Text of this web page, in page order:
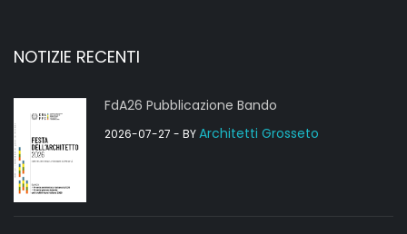
NOTIZIE RECENTI
FdA26 Pubblicazione Bando
2026-07-27 - BYArchitetti Grosseto